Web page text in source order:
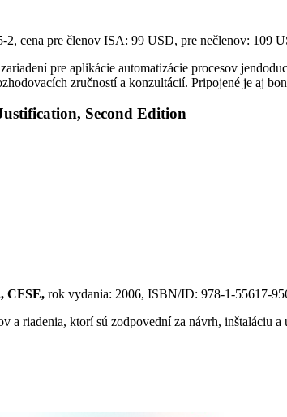
cena pre členov ISA: 99 USD, pre nečlenov: 109
pre aplikácie automatizácie procesov
zručností a konzultácií. Pripojené je aj
Second Edition
CFSE, rok vydania: 2006, ISBN/ID: 978-1-55617-
riadenia, ktorí sú zodpovední za návrh, inštaláciu